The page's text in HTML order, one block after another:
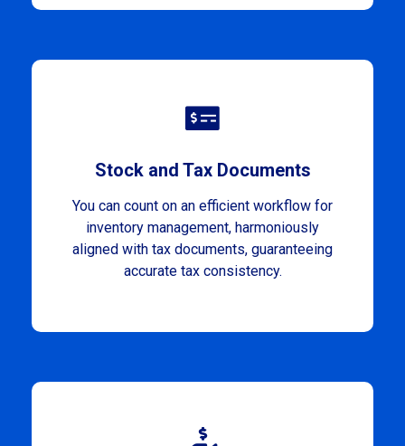
Stock and Tax Documents
You can count on an efficient workflow for
inventory management, harmoniously
aligned with tax documents, guaranteeing
accurate tax consistency.